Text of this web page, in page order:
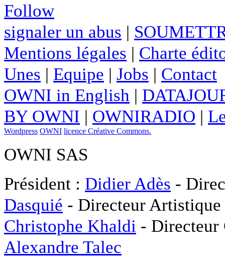
Follow
signaler un abus |
Mentions légales | Charte
Unes | Equipe | Jobs | Contact
OWNI in English |
BY OWNI | OWNIRADIO |
Wordpress OWNI licence Créative Commons.
OWNI SAS
Président : Didier Adès -
Dasquié - Directeur
Christophe Khaldi -
Alexandre Talec